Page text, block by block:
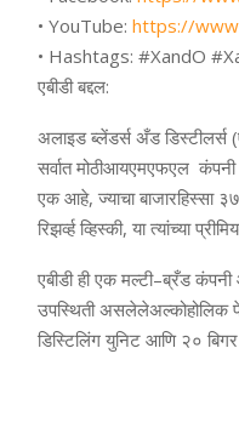
• YouTube: https://
• Hashtags: #XandO
एबीडी बद्दल:
अलाइड ब्लेंडर्स अँड डिस्टीलर्स (
सर्वात मोठीआयएमएफएल कंपनी
एक आहे, ज्याचा बाजारहिस्सा ३७
रिझर्व्ह व्हिस्की, या त्यांच्या
एबीडी ही एक मल्टी–ब्रँड कंपनी
उपस्थिती असलेलेअल्कोहोलिक
डिस्टिलिंग युनिट आणि २० बिगर